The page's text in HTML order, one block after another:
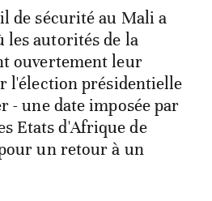
de sécurité au Mali a
les autorités de la
ouvertement leur
l'élection présidentielle
- une date imposée par
Etats d'Afrique de
un retour à un